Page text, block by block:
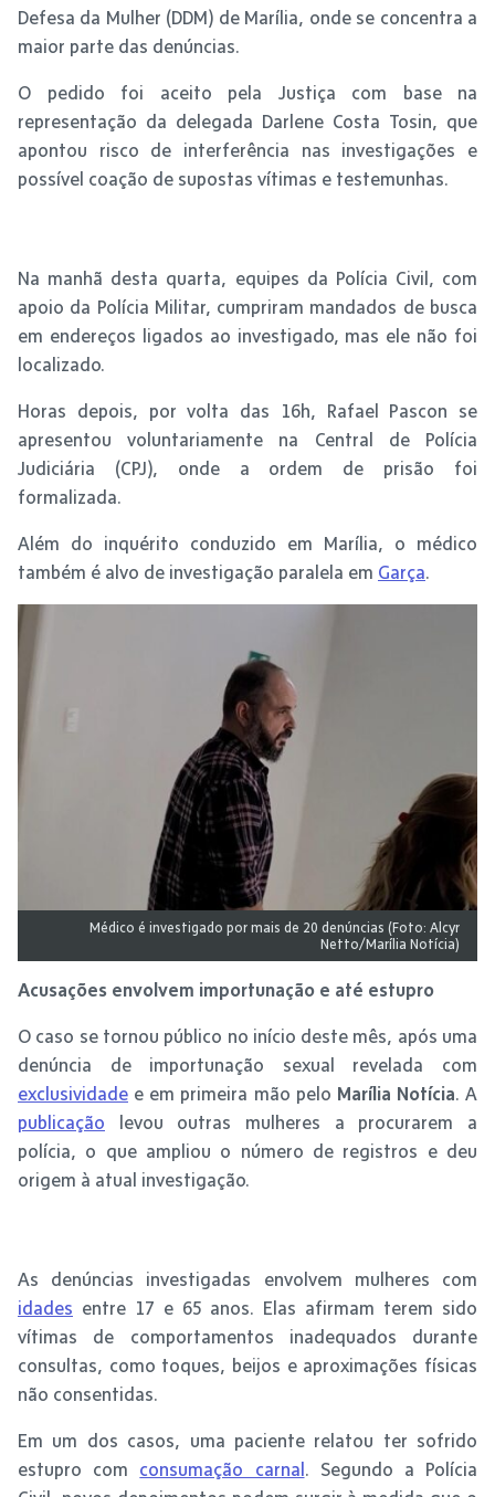
Defesa da Mulher (DDM) de Marília, onde se concentra a
maior parte das denúncias.
O pedido foi aceito pela Justiça com base na
representação da delegada Darlene Costa Tosin, que
apontou risco de interferência nas investigações e
possível coação de supostas vítimas e testemunhas.
Na manhã desta quarta, equipes da Polícia Civil, com
apoio da Polícia Militar, cumpriram mandados de busca
em endereços ligados ao investigado, mas ele não foi
localizado.
Horas depois, por volta das 16h, Rafael Pascon se
apresentou voluntariamente na Central de Polícia
Judiciária (CPJ), onde a ordem de prisão foi
formalizada.
Além do inquérito conduzido em Marília, o médico
também é alvo de investigação paralela em Garça.
Médico é investigado por mais de 20 denúncias (Foto: Alcyr
Netto/Marília Notícia)
Acusações envolvem importunação e até estupro
O caso se tornou público no início deste mês, após uma
denúncia de importunação sexual revelada com
exclusividade e em primeira mão pelo Marília Notícia. A
publicação levou outras mulheres a procurarem a
polícia, o que ampliou o número de registros e deu
origem à atual investigação.
As denúncias investigadas envolvem mulheres com
idades entre 17 e 65 anos. Elas afirmam terem sido
vítimas de comportamentos inadequados durante
consultas, como toques, beijos e aproximações físicas
não consentidas.
Em um dos casos, uma paciente relatou ter sofrido
estupro com consumação carnal. Segundo a Polícia